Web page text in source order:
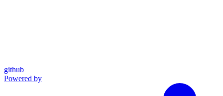
github
Powered by